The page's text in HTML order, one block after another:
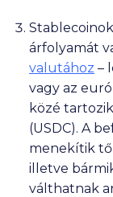
árfolyamát
valutához –
vagy az
közé
(USDC). A
menekítik
illetve
válthatnak